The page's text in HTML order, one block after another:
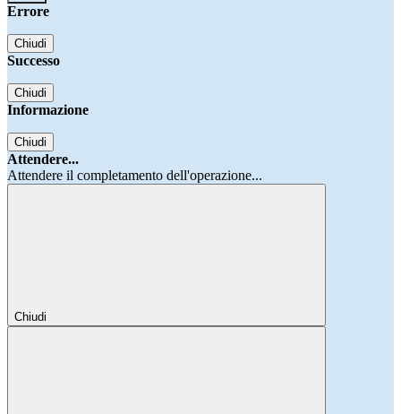
Errore
Chiudi
Successo
Chiudi
Informazione
Chiudi
Attendere...
Attendere il completamento dell'operazione...
Chiudi